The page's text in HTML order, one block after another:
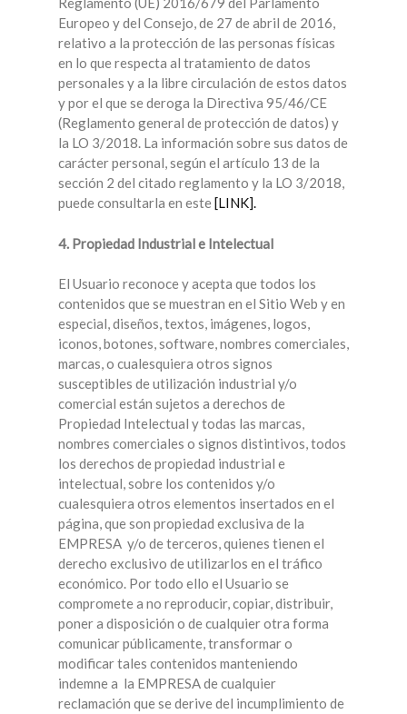
Europeo y del Consejo, de 27 de abril de 2016,
relativo a la protección de las personas físicas
en lo que respecta al tratamiento de datos
personales y a la libre circulación de estos datos
y por el que se deroga la Directiva 95/46/CE
(Reglamento general de protección de datos) y
la LO 3/2018. La información sobre sus datos de
carácter personal, según el artículo 13 de la
sección 2 del citado reglamento y la LO 3/2018,
puede consultarla en este [LINK].
4. Propiedad Industrial e Intelectual
El Usuario reconoce y acepta que todos los
contenidos que se muestran en el Sitio Web y en
especial, diseños, textos, imágenes, logos,
iconos, botones, software, nombres comerciales,
marcas, o cualesquiera otros signos
susceptibles de utilización industrial y/o
comercial están sujetos a derechos de
Propiedad Intelectual y todas las marcas,
nombres comerciales o signos distintivos, todos
los derechos de propiedad industrial e
intelectual, sobre los contenidos y/o
cualesquiera otros elementos insertados en el
página, que son propiedad exclusiva de la
EMPRESA y/o de terceros, quienes tienen el
derecho exclusivo de utilizarlos en el tráfico
económico. Por todo ello el Usuario se
compromete a no reproducir, copiar, distribuir,
poner a disposición o de cualquier otra forma
comunicar públicamente, transformar o
modificar tales contenidos manteniendo
indemne a la EMPRESA de cualquier
reclamación que se derive del incumplimiento de